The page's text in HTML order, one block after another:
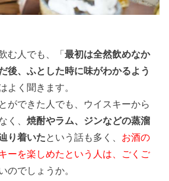
む人でも、「最初は全然飲めなか
後、ふとした時に味がわかるよう
よく聞きます。
ができた人でも、ウイスキーから
く、焼酎やラム、ジンなどの蒸溜
り着いたという話も多く、 お酒の
ーを楽しめたという人は、ごくご
のでしょうか。